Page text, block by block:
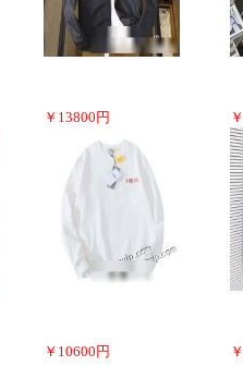
￥ 13800 円 ￥
￥ 10600 円 ￥